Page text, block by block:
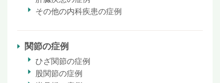
その他の内科疾患の症例
関節の症例
ひざ関節の症例
股関節の症例